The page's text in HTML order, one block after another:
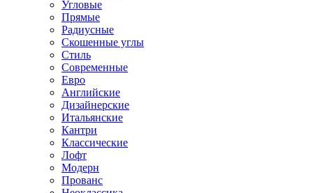
Угловые
Прямые
Радиусные
Скошенные углы
Стиль
Современные
Евро
Английские
Дизайнерские
Итальянские
Кантри
Классические
Лофт
Модерн
Прованс